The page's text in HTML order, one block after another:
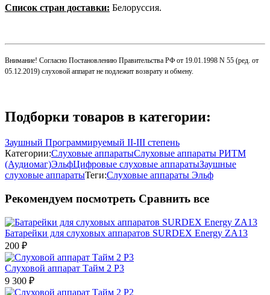
Список стран доставки: Белоруссия.
Внимание! Согласно Постановлению Правительства РФ от 19.01.1998 N 55 (ред. от
05.12.2019) слуховой аппарат не подлежит возврату и обмену.
Подборки товаров в категории:
Заушный Программируемый II-III степень
Категории:Слуховые аппаратыСлуховые аппараты РИТМ
(Аудиомаг)ЭльфЦифровые слуховые аппаратыЗаушные
слуховые аппаратыТеги:Слуховые аппараты Эльф
Рекомендуем посмотреть Сравнить все
Батарейки для слуховых аппаратов SURDEX Energy ZA13
200 ₽
Слуховой аппарат Тайм 2 Р3
9 300 ₽